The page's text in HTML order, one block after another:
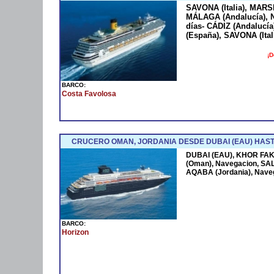
BARCO:
Costa Favolosa
SAVONA (Italia),
MÁLAGA (Andalucía),
días- CÁDIZ
(España), SAVONA
CRUCERO OMAN, JORDANIA DESDE DUBAI (EAU)
BARCO:
Horizon
DUBAI (EAU), KHOR
(Oman), Navegacion,
AQABA (Jordania),